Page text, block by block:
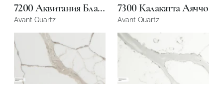
7200 Аквитания Бланка
Avant Quartz
7300 Калакатта Аяччо
Avant Quartz
ОТПРАВИТЬ ЗАЯВКУ
Подтвердите, что вы не робот
ОТПРАВИТЬ ПРОЕКТ
Подтвердите, что вы не робот
ОТПРАВИТЬ